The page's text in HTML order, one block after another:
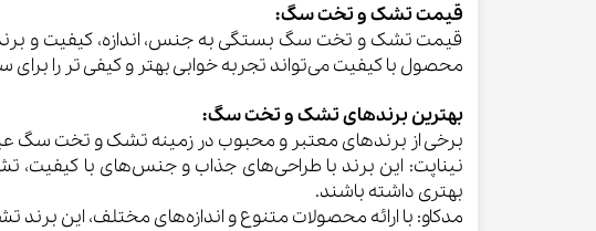
قیمت تشک و تخت سگ:
قیمت تشک و تخت سگ بستگی به جنس، اندازه، کیفیت و برند
محصول با کیفیت می‌تواند تجربه خوابی بهتر و کیفی تر را
بهترین برند‌های تشک و تخت سگ:
برخی از برندهای معتبر و محبوب در زمینه تشک و تخت سگ
نیناپت: این برند با طراحی‌های جذاب و جنس‌های با کیفیت،
بهتری داشته باشند.
مدکاو: با ارائه محصولات متنوع و اندازه‌های مختلف، این